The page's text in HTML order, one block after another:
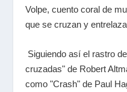
Volpe,cuento coral de
que se cruzan y
Siguiendo así el rastro
cruzadas" de Robert
como "Crash" de Paul